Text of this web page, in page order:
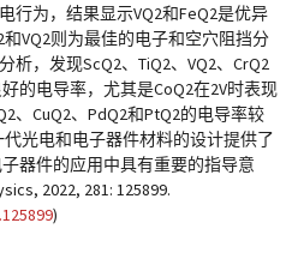
行为，结果显示VQ2和FeQ2是优异
VQ2则为最佳的电子和空穴阻挡分
析，发现ScQ2、TiQ2、VQ2、CrQ2
的电导率，尤其是CoQ2在2V时表现
、CuQ2、PdQ2和PtQ2的电导率较
光电和电子器件材料的设计提供了
器件的应用中具有重要的指导意
2022, 281: 125899.
)